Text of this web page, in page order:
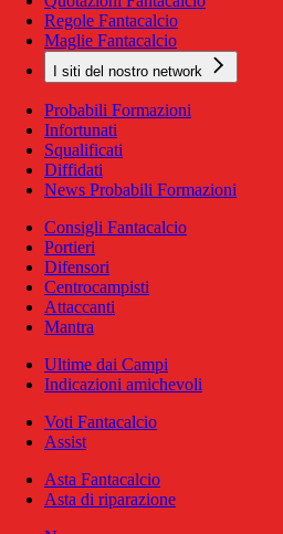
Regole Fantacalcio
Maglie Fantacalcio
I siti del nostro network
Probabili Formazioni
Infortunati
Squalificati
Diffidati
News Probabili Formazioni
Consigli Fantacalcio
Portieri
Difensori
Centrocampisti
Attaccanti
Mantra
Ultime dai Campi
Indicazioni amichevoli
Voti Fantacalcio
Assist
Asta Fantacalcio
Asta di riparazione